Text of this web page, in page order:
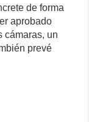
de forma
aprobado
cámaras, un
prevé